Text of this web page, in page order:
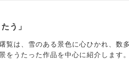
う」
覧は、雪のある景色に心ひかれ、数
をうたった作品を中心に紹介します